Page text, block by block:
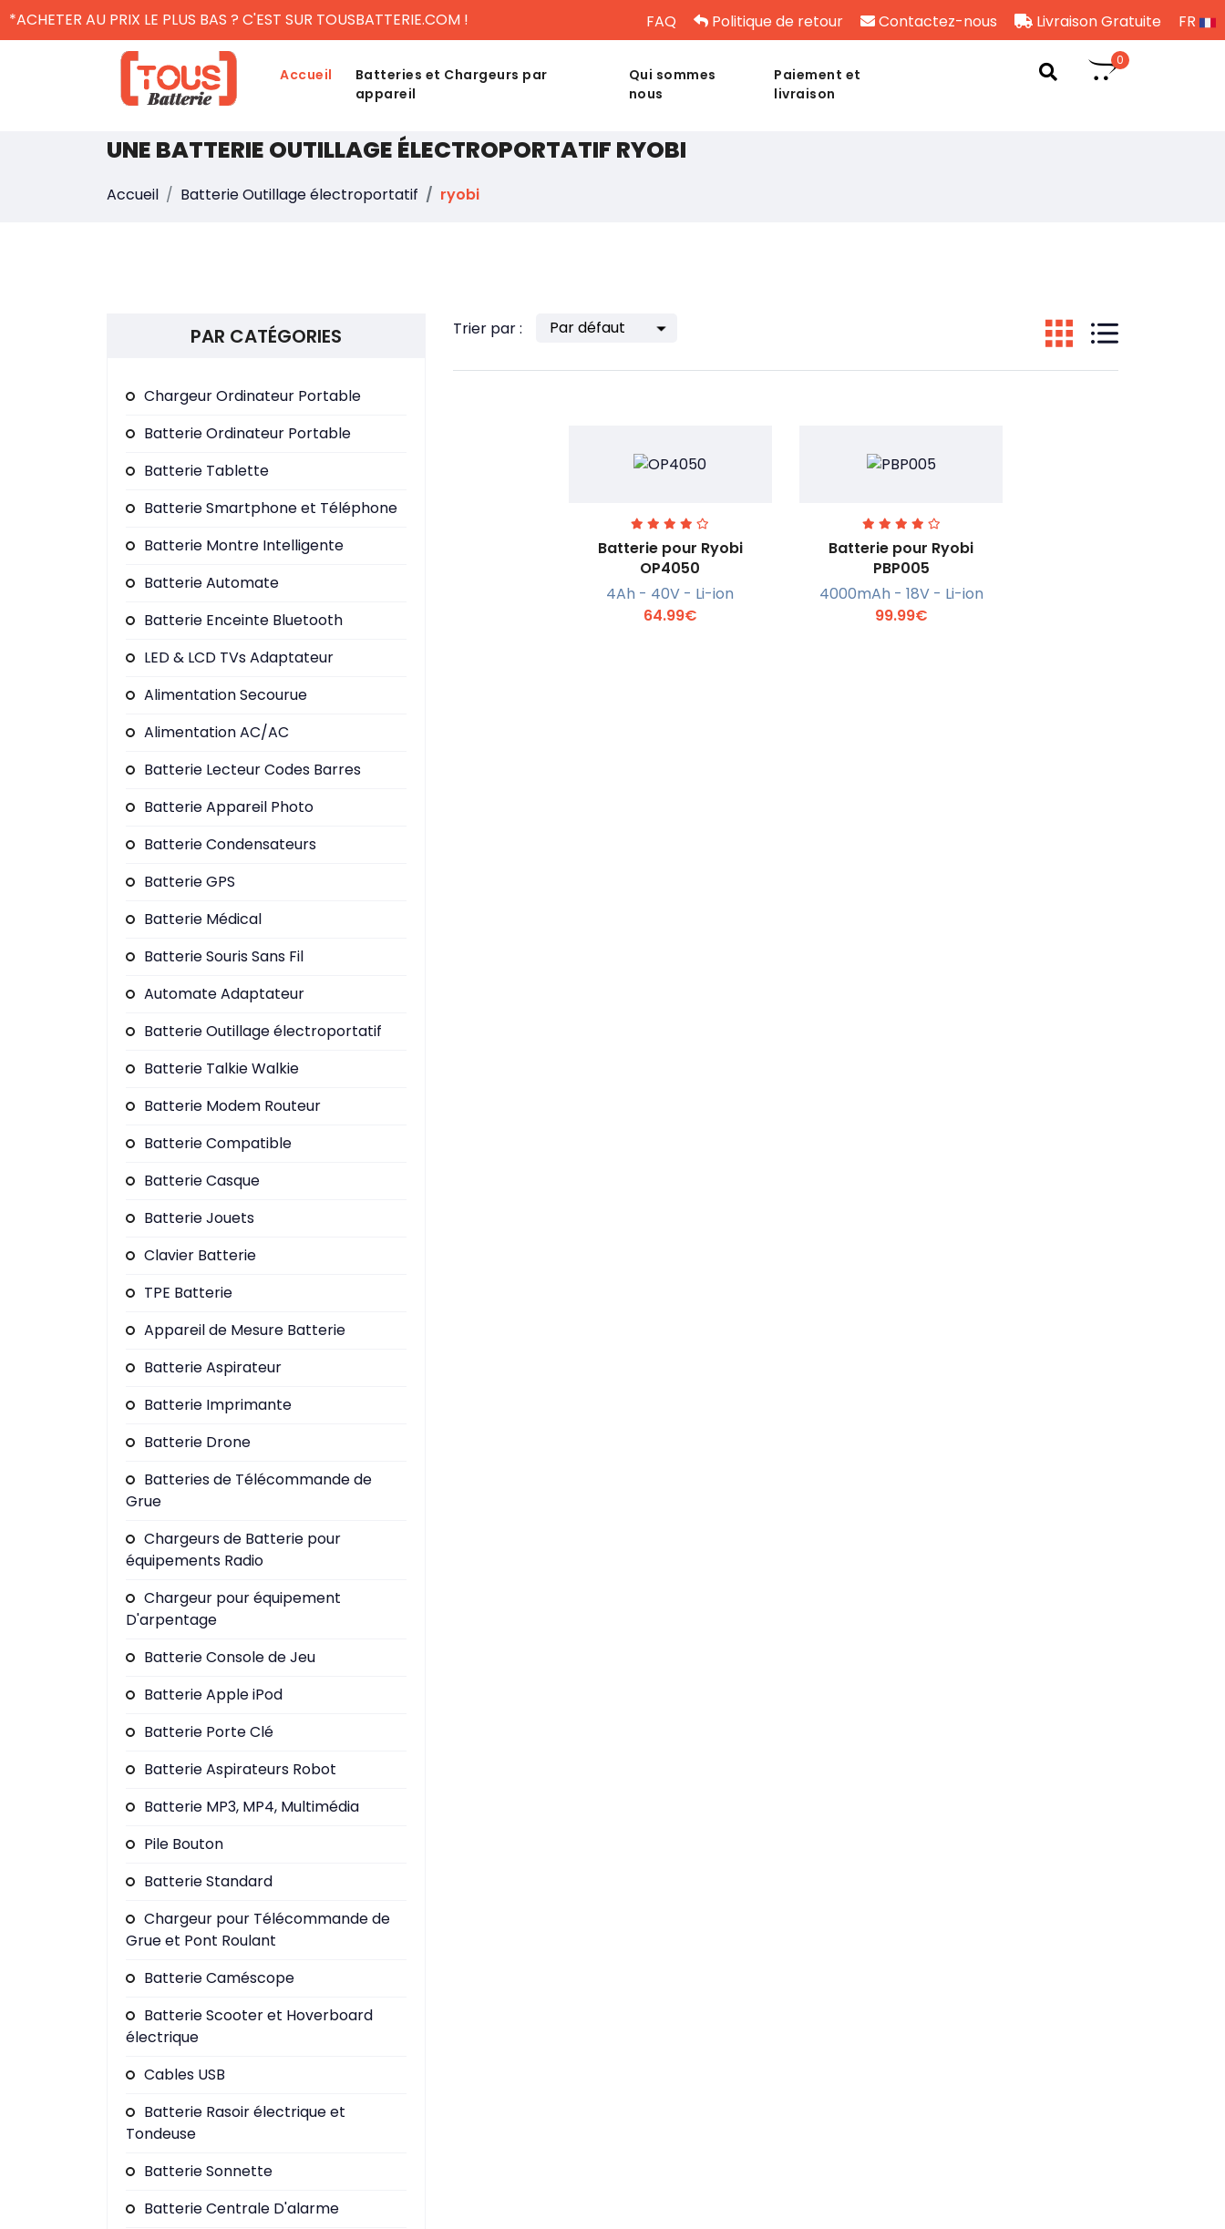
*ACHETER AU PRIX LE PLUS BAS ? C'EST SUR TOUSBATTERIE.COM ! FAQ Politique de retour Contactez-nous Livraison Gratuite FR
Accueil
Batteries et Chargeurs par
appareil
Qui sommes
nous
Paiement et
livraison
0
UNE BATTERIE OUTILLAGE ÉLECTROPORTATIF RYOBI
Accueil Batterie Outillage électroportatif ryobi
Trier par :
En savoir +
Batterie pour Ryobi
OP4050
4Ah - 40V - Li-ion
64.99€
En savoir +
Batterie pour Ryobi
PBP005
4000mAh - 18V - Li-ion
99.99€
PAR CATÉGORIES
Chargeur Ordinateur Portable
Batterie Ordinateur Portable
Batterie Tablette
Batterie Smartphone et Téléphone
Batterie Montre Intelligente
Batterie Automate
Batterie Enceinte Bluetooth
LED & LCD TVs Adaptateur
Alimentation Secourue
Alimentation AC/AC
Batterie Lecteur Codes Barres
Batterie Appareil Photo
Batterie Condensateurs
Batterie GPS
Batterie Médical
Batterie Souris Sans Fil
Automate Adaptateur
Batterie Outillage électroportatif
Batterie Talkie Walkie
Batterie Modem Routeur
Batterie Compatible
Batterie Casque
Batterie Jouets
Clavier Batterie
TPE Batterie
Appareil de Mesure Batterie
Batterie Aspirateur
Batterie Imprimante
Batterie Drone
Batteries de Télécommande de
Grue
Chargeurs de Batterie pour
équipements Radio
Chargeur pour équipement
D'arpentage
Batterie Console de Jeu
Batterie Apple iPod
Batterie Porte Clé
Batterie Aspirateurs Robot
Batterie MP3, MP4, Multimédia
Pile Bouton
Batterie Standard
Chargeur pour Télécommande de
Grue et Pont Roulant
Batterie Caméscope
Batterie Scooter et Hoverboard
électrique
Cables USB
Batterie Rasoir électrique et
Tondeuse
Batterie Sonnette
Batterie Centrale D'alarme